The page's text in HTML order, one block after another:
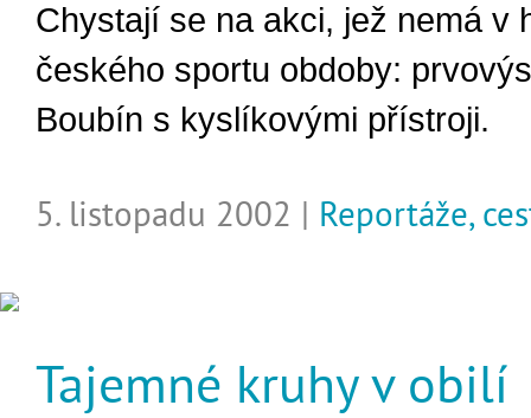
Chystají se na akci, jež nemá v
českého sportu obdoby:
Boubín s kyslíkovými přístroji.
5. listopadu 2002 | Reportáže,
Tajemné kruhy v obilí